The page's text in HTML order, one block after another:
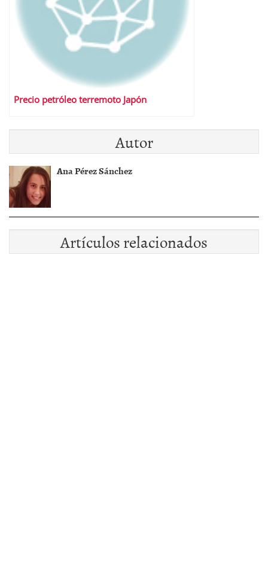
Precio petróleo terremoto Japón
Autor
Ana Pérez Sánchez
Artículos relacionados